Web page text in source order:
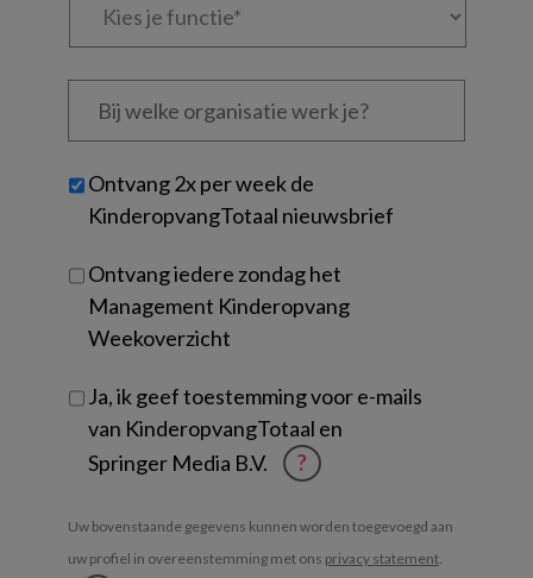
functie *
Bij
welke
organisatie
je?
Untitled
Ontvang 2x per week de
KinderopvangTotaal nieuwsbrief
Ontvang iedere zondag het
Management Kinderopvang
Weekoverzicht
Ja, ik geef toestemming voor e-mails
van KinderopvangTotaal en
Springer Media B.V.
?
Uw bovenstaande gegevens kunnen worden toegevoegd aan
uw profiel in overeenstemming met ons privacy statement.